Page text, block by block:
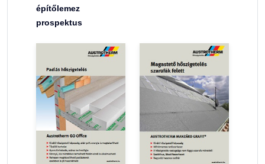
építőlemez
prospektus